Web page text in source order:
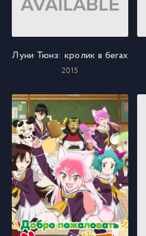
Луни Тюнз: кролик в бегах
2015